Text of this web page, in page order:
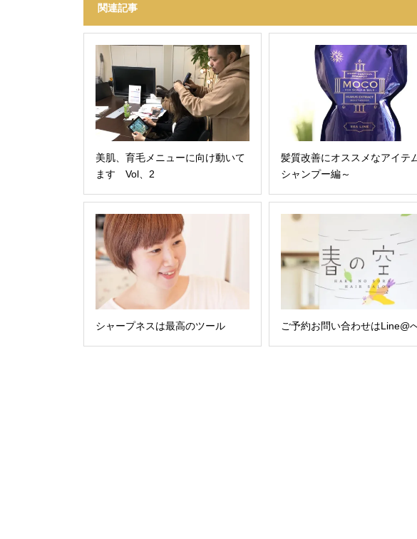
関連記事
美肌、育毛メニューに向け動いて
ます Vol、2
髪質改善にオススメなアイテ
シャンプー編～
シャープネスは最高のツール ご予約お問い合わせはLine@